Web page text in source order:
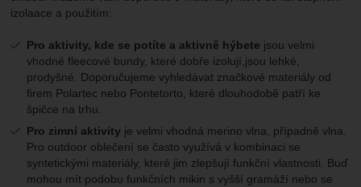
izolaace a použitím:
Pro aktivity, kde se potíte a aktivně hýbete jsou velmi
vhodné fleecové bundy, které dobře izolují,jsou lehké,
prodyšné. Doporučujeme vyhledávat značkové materiály od
firem Polartec nebo Pontetorto, které dlouhodobě patří ke
špičce na trhu.
Pro zimní aktivity je velmi vhodná merino vlna, případně vlna.
Pro outdoor oblečení se často využívá v kombinaci se
syntetickými materiály, které jim zlepšují funkční vlastnosti. Buď
mohou mít podobu funkčních mikin s vyšší gramáží nebo se